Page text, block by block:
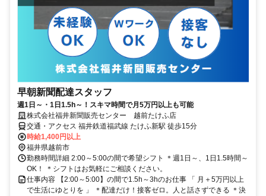
早朝新聞配達スタッフ
週1日～・1日1.5h～！スキマ時間で月5万円以上も可能
株式会社福井新聞販売センター 越前たけふ店
交通・アクセス 福井鉄道福武線 たけふ新駅 徒歩15分
時給1,400円以上
福井県越前市
勤務時間詳細 2:00～5:00の間で希望シフト ＊週1日～、1日1.5時間～
OK！ ＊シフトはお気軽にご相談ください。
仕事内容 【2:00～5:00】の間で1.5h～3hのお仕事 「 月＋5万円以上
で生活にゆとりを 」 ＊配達だけ！接客ゼロ。人と話さずできる ＊決